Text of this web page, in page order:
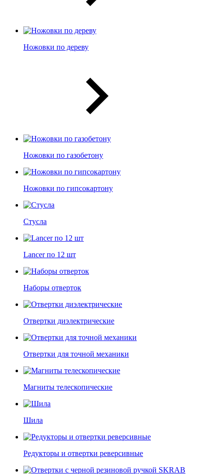
Ножовки по дереву
Ножовки по газобетону
Ножовки по гипсокартону
Стусла
Lancer по 12 шт
Наборы отверток
Отвертки диэлектрические
Отвертки для точной механики
Магниты телескопические
Шила
Редукторы и отвертки реверсивные